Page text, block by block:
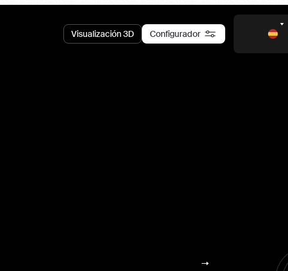
Visualización 3D Configurador